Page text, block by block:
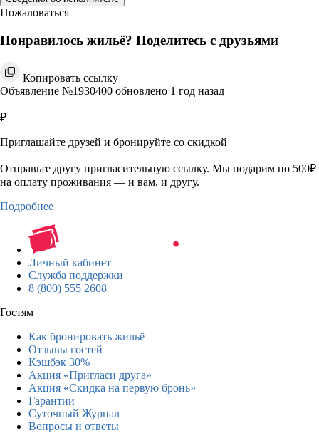
Пожаловаться
Понравилось жильё? Поделитесь с друзьями
Копировать ссылку
Объявление №1930400 обновлено 1 год назад
₽
Приглашайте друзей и бронируйте со скидкой
Отправьте другу пригласительную ссылку. Мы подарим по 500₽
на оплату проживания — и вам, и другу.
Подробнее
Личный кабинет
Служба поддержки
8 (800) 555 2608
Гостям
Как бронировать жильё
Отзывы гостей
Кэшбэк 30%
Акция «Пригласи друга»
Акция «Скидка на первую бронь»
Гарантии
Суточный Журнал
Вопросы и ответы